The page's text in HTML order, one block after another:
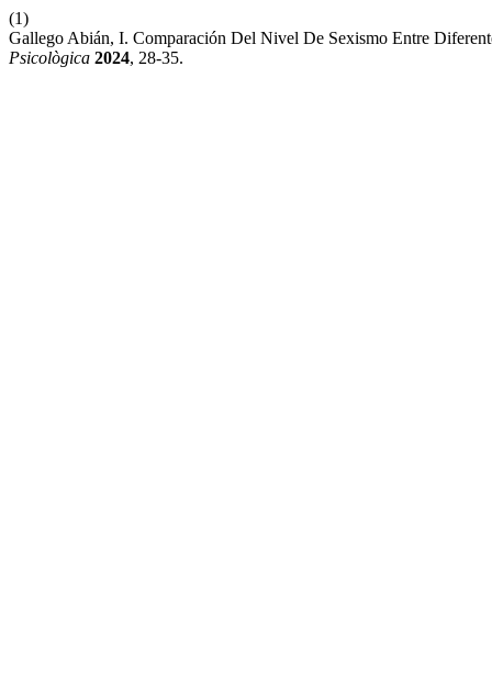
(1)
Gallego Abián, I. Comparación Del Nivel De Sexismo Entre
Psicològica 2024, 28-35.